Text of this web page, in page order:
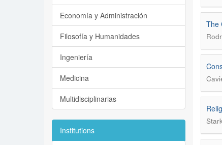
The
Economía y Administración
Filosofía y Humanidades
Ingeniería
Medicina
Multidisciplinarias
Institutions